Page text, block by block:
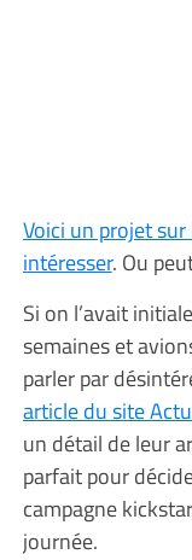
Voici un projet
intéresser. Ou
Si on l’avait
semaines et
parler par
article du site
un détail de leur
parfait pour
campagne
journée.